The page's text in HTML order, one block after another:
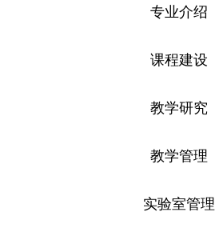
专业介绍
课程建设
教学研究
教学管理
实验室管理